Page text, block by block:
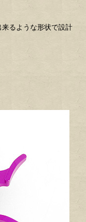
るような形状で設計